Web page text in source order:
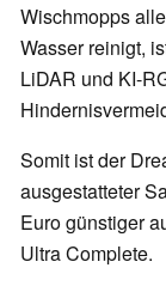
Wischmopps
Wasser reinigt,
LiDAR und KI-
Somit ist der
ausgestatteter
Euro günstiger
Ultra Complete.